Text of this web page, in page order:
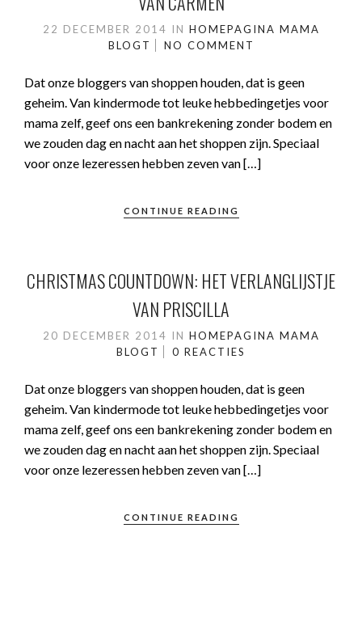
22 DECEMBER 2014 IN HOMEPAGINA MAMA
BLOGT
NO COMMENT
Dat onze bloggers van shoppen houden, dat is geen
geheim. Van kindermode tot leuke hebbedingetjes voor
mama zelf, geef ons een bankrekening zonder bodem en
we zouden dag en nacht aan het shoppen zijn. Speciaal
voor onze lezeressen hebben zeven van […]
CONTINUE READING
CHRISTMAS COUNTDOWN: HET VERLANGLIJSTJE
VAN PRISCILLA
20 DECEMBER 2014 IN HOMEPAGINA MAMA
BLOGT
0 REACTIES
Dat onze bloggers van shoppen houden, dat is geen
geheim. Van kindermode tot leuke hebbedingetjes voor
mama zelf, geef ons een bankrekening zonder bodem en
we zouden dag en nacht aan het shoppen zijn. Speciaal
voor onze lezeressen hebben zeven van […]
CONTINUE READING